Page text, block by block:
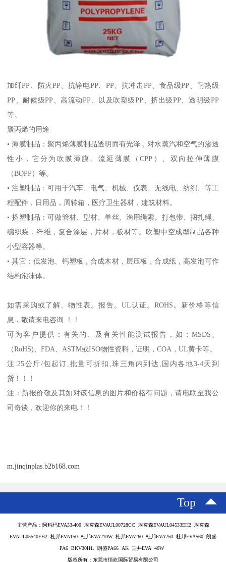
加纤PP 、防火 PP 、抗静电PP PP 、抗冲击PP 、食品级PP 、耐热级
PP 、耐候级PP 、高流动PP 、以及吹塑级PP 、挤出级PP 、透明级PP
等。
聚丙烯的用途
•薄膜制品：聚丙烯薄膜制品透明而有光泽，对水蒸汽和空气的渗透
性小，它分为吹膜薄膜、流延薄膜（CPP ）、双向拉伸薄膜
（BOPP ）等。
•注塑制品：可用于汽车、电气、机械、仪表、无线电、纺织、等工
程配件，日用品，周转箱，医疗卫生器材，建筑材料。
•挤塑制品：可做管材、型材、单丝、渔用绳索。打包带、捆扎绳、
编织袋，纤维，复合涂层，片材，板材等。吹塑中空成型制品各种
小型容器等。
•其它：低发泡、钙塑板，合成木材，层压板，合成纸，高发泡可作
结构泡沫体。
如需采购或了解、物性表。报告。 UL认证。ROHS 。新价格等信
息，敬请来电咨询 ！！
可为客户提供：有关的、及有关性能测试报告，如： MSDS
（RoHS) 、FDA ASTM或ISO物性资料，证明，COA ，UL黄卡等。
注 :25公斤/包起订 批量可折扣 珠三角内到达 国内各地3-4天到
货！！！
注：新报价敬及其如对该信息的图片和价格有问题，请电联至我公
司奇谈，欢迎你的来电！！
m.jinqinplas.b2b168.com
Top
主营产品：阿科玛EVA33-400 埃克森EVAUL00728CC 埃克森EVAUL04533EH2 埃克森
EVAUL05540EH2 杜邦EVA150 杜邦EVA210W 杜邦EVA260 杜邦EVA250 杜邦EVA560 朗盛
PA6 BKV30H1. 朗盛PA66 AK 三井EVA 40W
版权所有：东莞市恒屹国际贸易有限公司